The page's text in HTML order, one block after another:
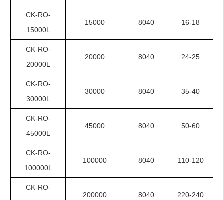
CK-RO-
15000L
15000 8040 16-18
CK-RO-
20000L
20000 8040 24-25
CK-RO-
30000L
30000 8040 35-40
CK-RO-
45000L
45000 8040 50-60
CK-RO-
100000L
100000 8040 110-120
CK-RO-
200000 8040 220-240